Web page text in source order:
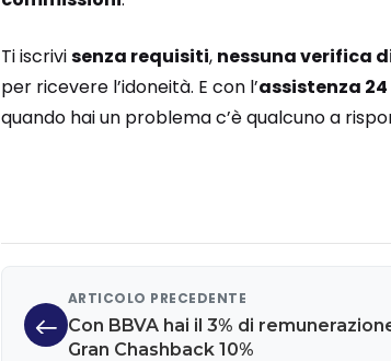
Ti iscrivisenza requisiti, nessuna verifica
per ricevere l’idoneità. E con l’assistenza 24
quando hai un problema c’è qualcuno a
ARTICOLO PRECEDENTE
Con BBVA hai il 3% di
Gran Chashback 10%